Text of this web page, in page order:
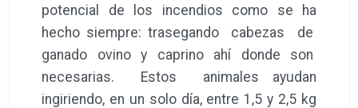
potencial de los incendios como se ha
hecho siempre: trasegando cabezas de
ganado ovino y caprino ahí donde son
necesarias. Estos animales ayudan
ingiriendo, en un solo día, entre 1,5 y 2,5 kg